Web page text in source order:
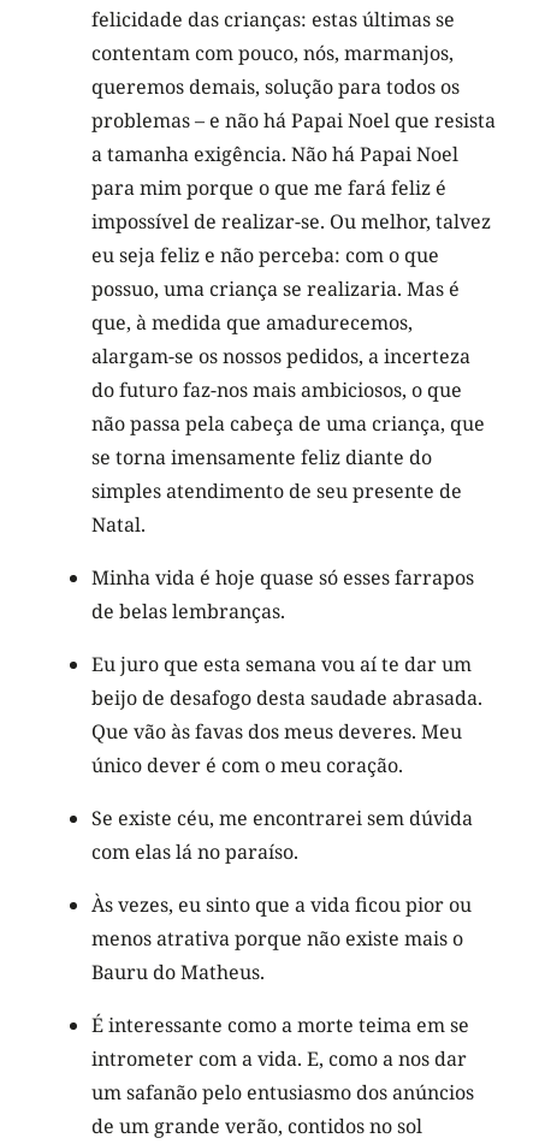
felicidade das crianças: estas últimas se
contentam com pouco, nós, marmanjos,
queremos demais, solução para todos os
problemas – e não há Papai Noel que resista
a tamanha exigência. Não há Papai Noel
para mim porque o que me fará feliz é
impossível de realizar-se. Ou melhor, talvez
eu seja feliz e não perceba: com o que
possuo, uma criança se realizaria. Mas é
que, à medida que amadurecemos,
alargam-se os nossos pedidos, a incerteza
do futuro faz-nos mais ambiciosos, o que
não passa pela cabeça de uma criança, que
se torna imensamente feliz diante do
simples atendimento de seu presente de
Natal.
Minha vida é hoje quase só esses farrapos
de belas lembranças.
Eu juro que esta semana vou aí te dar um
beijo de desafogo desta saudade abrasada.
Que vão às favas dos meus deveres. Meu
único dever é com o meu coração.
Se existe céu, me encontrarei sem dúvida
com elas lá no paraíso.
Às vezes, eu sinto que a vida ficou pior ou
menos atrativa porque não existe mais o
Bauru do Matheus.
É interessante como a morte teima em se
intrometer com a vida. E, como a nos dar
um safanão pelo entusiasmo dos anúncios
de um grande verão, contidos no sol